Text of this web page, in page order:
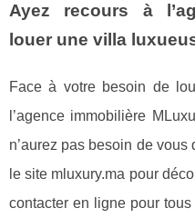
Ayez recours à
louer une villa
Face à votre besoin de
l’agence immobilière
n’aurez pas besoin de
le site mluxury.ma pour
contacter en ligne pour